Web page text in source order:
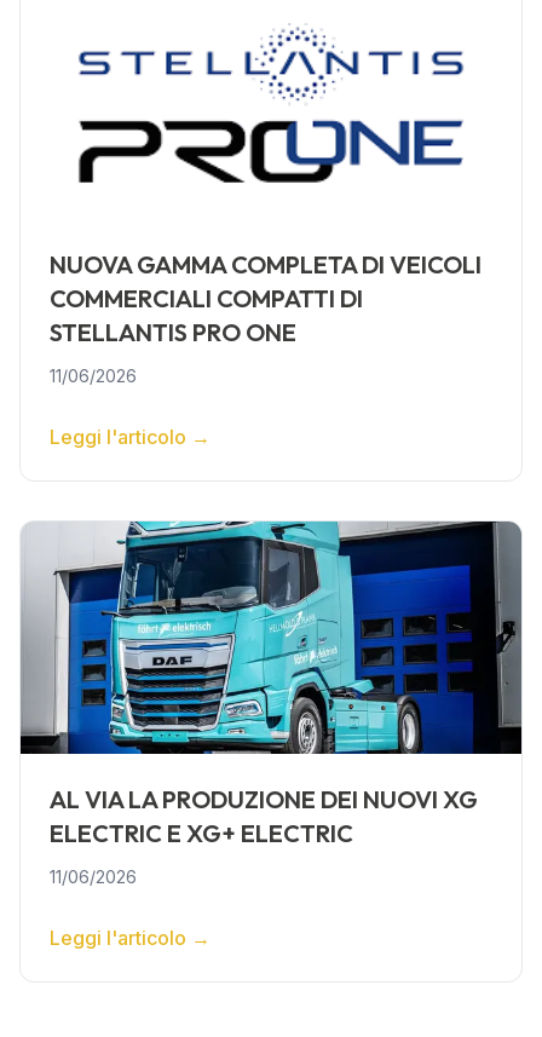
NUOVA GAMMA COMPLETA DI VEICOLI
COMMERCIALI COMPATTI DI
STELLANTIS PRO ONE
11/06/2026
Leggi l'articolo →
AL VIA LA PRODUZIONE DEI NUOVI XG
ELECTRIC E XG+ ELECTRIC
11/06/2026
Leggi l'articolo →